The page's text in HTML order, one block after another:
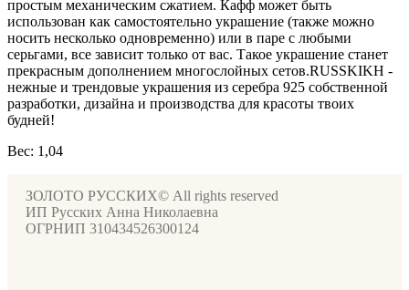
простым механическим сжатием. Кафф может быть
использован как самостоятельно украшение (также можно
носить несколько одновременно) или в паре с любыми
серьгами, все зависит только от вас. Такое украшение станет
прекрасным дополнением многослойных сетов.RUSSKIKH -
нежные и трендовые украшения из серебра 925 собственной
разработки, дизайна и производства для красоты твоих
будней!
Вес: 1,04
ЗОЛОТО РУССКИХ© All rights reserved
ИП Русских Анна Николаевна
ОГРНИП 310434526300124